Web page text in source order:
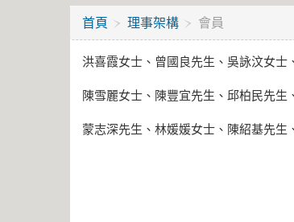
首頁 理事架構 會員
洪喜霞女士、曾國良先生、吳詠汶女
陳雪麗女士、陳豐宜先生、邱柏民先
蒙志深先生、林媛媛女士、陳紹基先生